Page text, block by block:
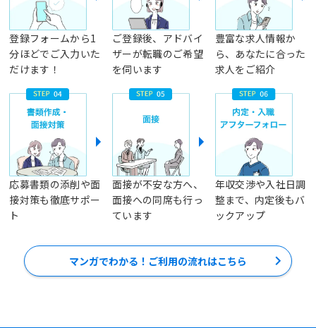
登録フォームから1
分ほどでご入力いた
だけます！
ご登録後、アドバイ
ザーが転職のご希望
を伺います
豊富な求人情報か
ら、あなたに合った
求人をご紹介
応募書類の添削や面
接対策も徹底サポー
ト
面接が不安な方へ、
面接への同席も行っ
ています
年収交渉や入社日調
整まで、内定後もバ
ックアップ
マンガでわかる！ご利用の流れはこちら